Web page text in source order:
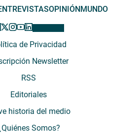
OPINIÓNMUNDO
de Privacidad
Newsletter
RSS
Editoriales
historia del medio
Somos?